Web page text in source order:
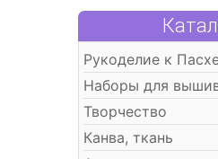
Рукоделие к
Наборы для
Творчество
Канва, ткань